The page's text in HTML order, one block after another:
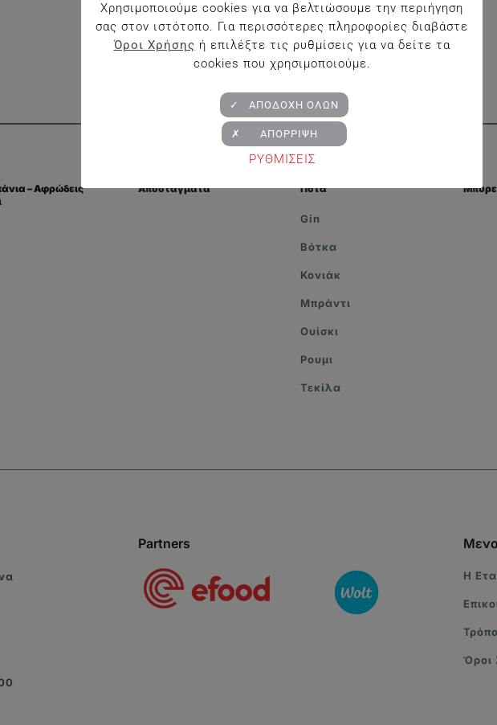
– Αφρώδεις
Αποστάγματα Ποτά
Gin
Βότκα
Κονιάκ
Μπράντι
Ουίσκι
Ρουμι
Τεκίλα
Partners
Η
Όροι
Χρησιμοποιούμε cookies για να βελτιώσουμε την περιήγηση
σας στον ιστότοπο. Για περισσότερες πληροφορίες διαβάστε
Όροι Χρήσης ή επιλέξτε τις ρυθμίσεις για να δείτε τα
cookies που χρησιμοποιούμε.
ΡΥΘΜΙΣΕΙΣ
✓ ΑΠΟΔΟΧΗ ΟΛΩΝ
✗ ΑΠΟΡΡΙΨΗ